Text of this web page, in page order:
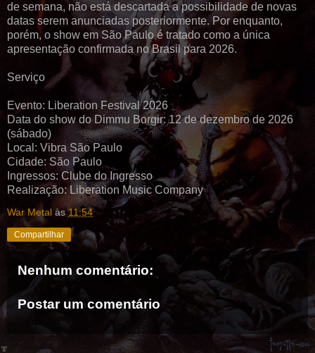
de semana, não está descartada a possibilidade de novas
datas serem anunciadas posteriormente. Por enquanto,
porém, o show em São Paulo é tratado como a única
apresentação confirmada no Brasil para 2026.
Serviço
Evento: Liberation Festival 2026
Data do show do Dimmu Borgir: 12 de dezembro de 2026
(sábado)
Local: Vibra São Paulo
Cidade: São Paulo
Ingressos: Clube do Ingresso
Realização: Liberation Music Company
War Metal às11:54
Compartilhar
Nenhum comentário:
Postar um comentário